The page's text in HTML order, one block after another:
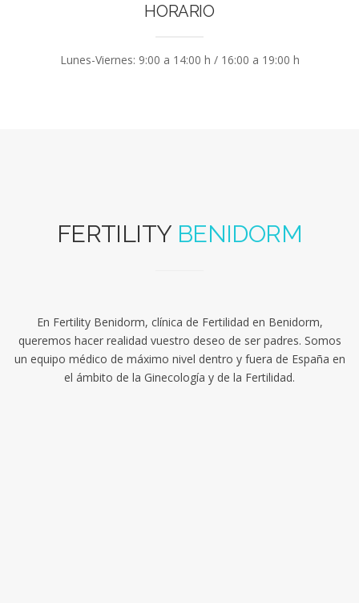
HORARIO
Lunes-Viernes: 9:00 a 14:00 h / 16:00 a 19:00 h
FERTILITY BENIDORM
En Fertility Benidorm, clínica de Fertilidad en Benidorm,
queremos hacer realidad vuestro deseo de ser padres. Somos
un equipo médico de máximo nivel dentro y fuera de España en
el ámbito de la Ginecología y de la Fertilidad.